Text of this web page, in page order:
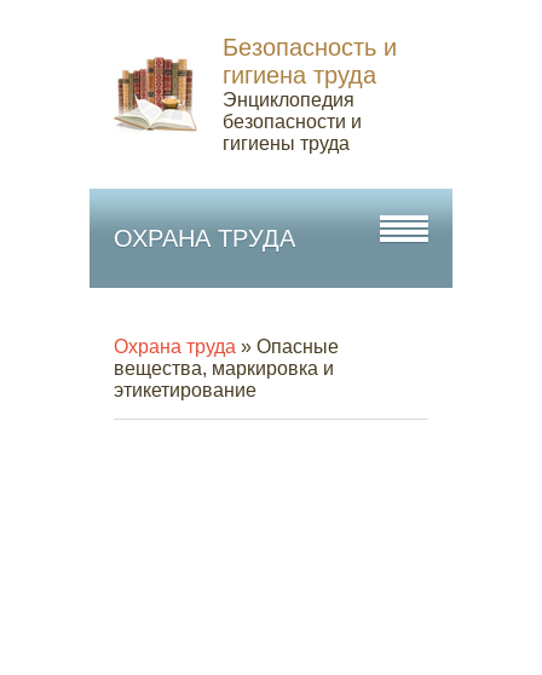
Безопасность и
гигиена труда
Энциклопедия
безопасности и
гигиены труда
ОХРАНА ТРУДА
Охрана труда » Опасные
вещества, маркировка и
этикетирование